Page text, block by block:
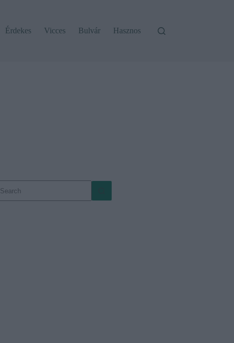
Érdekes Vicces Bulvár Hasznos
results